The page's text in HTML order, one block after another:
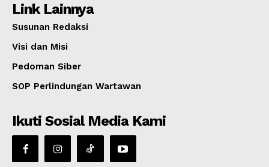
Link Lainnya
Susunan Redaksi
Visi dan Misi
Pedoman Siber
SOP Perlindungan Wartawan
Ikuti Sosial Media Kami